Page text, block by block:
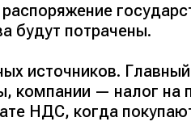
будут потрачены.
источников.
компании — налог на
НДС, когда